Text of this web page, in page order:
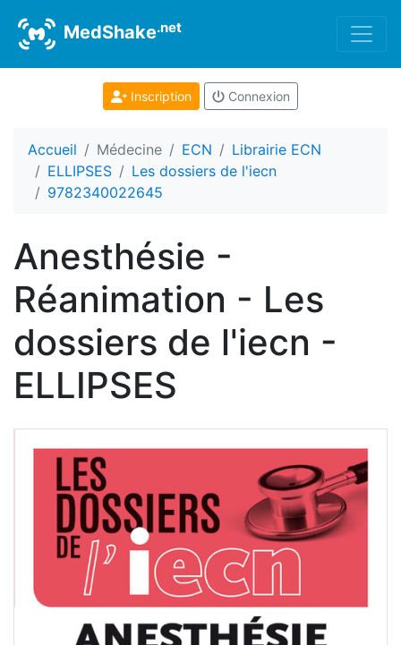
MedShake.net
Inscription Connexion
Accueil Médecine ECN
Librairie ECN
ELLIPSES
Les dossiers de l'iecn
9782340022645
Anesthésie -
Réanimation - Les
dossiers de l'iecn -
ELLIPSES